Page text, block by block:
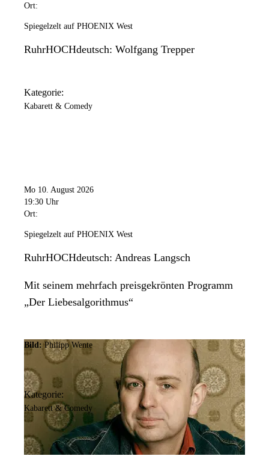
Ort:
Spiegelzelt auf PHOENIX West
RuhrHOCHdeutsch: Wolfgang Trepper
Kategorie:
Kabarett & Comedy
Mo 10. August 2026
19:30 Uhr
Ort:
Spiegelzelt auf PHOENIX West
RuhrHOCHdeutsch: Andreas Langsch
Mit seinem mehrfach preisgekrönten Programm
„Der Liebesalgorithmus“
Bild: Philipp Wente
Kategorie:
Kabarett & Comedy